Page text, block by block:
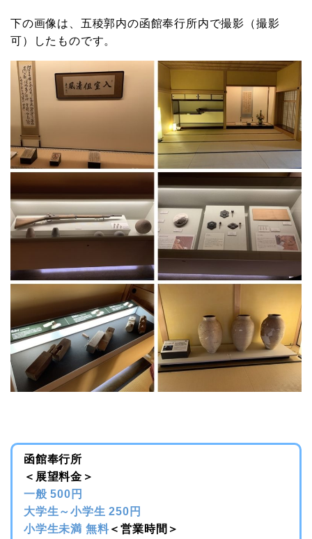
下の画像は、五稜郭内の函館奉行所内で撮影（撮影
可）したものです。
函館奉行所
＜展望料金＞
一般 500円
大学生～小学生 250円
小学生未満 無料 ＜営業時間＞